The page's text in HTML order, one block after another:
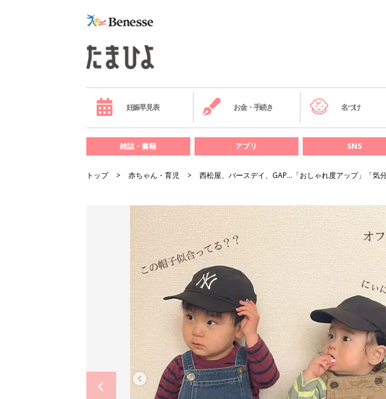
妊娠早見表 お金・手続き 名づけ
雑誌・書籍 アプリ SNS
トップ 赤ちゃん・育児 西松屋、バースデイ、GAP…「おしゃれ度アップ」「気